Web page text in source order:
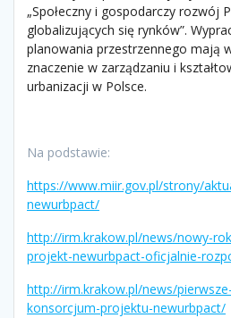
„Społeczny i gospodarczy rozwój
globalizujących się rynków”.
planowania przestrzennego mają
znaczenie w zarządzaniu i
urbanizacji w Polsce.
Na podstawie:
https://www.miir.gov.pl/strony/
newurbpact/
http://irm.krakow.pl/news/nowy-
projekt-newurbpact-oficjalnie-
http://irm.krakow.pl/news/
konsorcjum-projektu-newurbpact/